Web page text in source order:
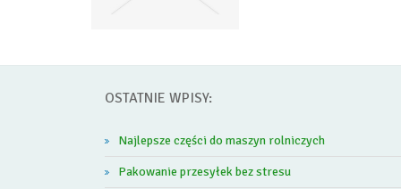
OSTATNIE WPISY:
Najlepsze części do maszyn rolniczych
Pakowanie przesyłek bez stresu